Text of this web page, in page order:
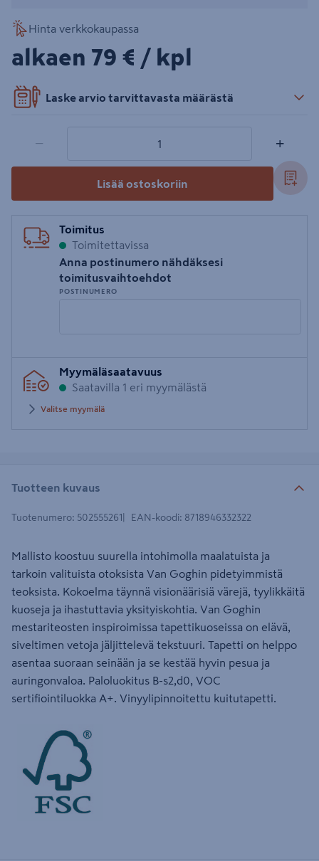
Hinta verkkokaupassa
alkaen 79€/kpl
79 € / kpl
Laske arvio tarvittavasta määrästä
− +
Lisää ostoskoriin
Toimitus
Toimitettavissa
Anna postinumero nähdäksesi
toimitusvaihtoehdot
POSTINUMERO
postinumero
Myymäläsaatavuus
Saatavilla 1 eri myymälästä
Valitse myymälä
Tuotteen kuvaus
Tuotenumero: 502555261 EAN-koodi: 8718946332322
Mallisto koostuu suurella intohimolla maalatuista ja
tarkoin valituista otoksista Van Goghin pidetyimmistä
teoksista. Kokoelma täynnä visionäärisiä värejä, tyylikkäitä
kuoseja ja ihastuttavia yksityiskohtia. Van Goghin
mestariteosten inspiroimissa tapettikuoseissa on elävä,
siveltimen vetoja jäljittelevä tekstuuri. Tapetti on helppo
asentaa suoraan seinään ja se kestää hyvin pesua ja
auringonvaloa. Paloluokitus B-s2,d0, VOC
sertifiointiluokka A+. Vinyylipinnoitettu kuitutapetti.